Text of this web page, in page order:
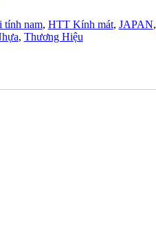
tính nam, HTT Kính mát, JAPAN,
, Thương Hiệu